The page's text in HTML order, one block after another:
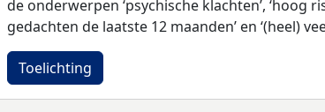
de onderwerpen ‘psychische klachten’, ‘hoog
gedachten de laatste 12 maanden’ en ‘(heel)
Toelichting